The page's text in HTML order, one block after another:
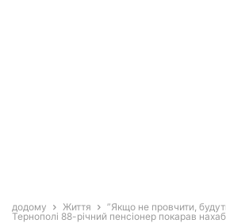
додому Життя
”Якщо не провчити,
Тернополі 88-річний пенсіонер покарав